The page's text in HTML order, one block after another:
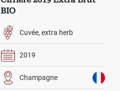
BIO
Cuvée extra herb
2019
Champagne